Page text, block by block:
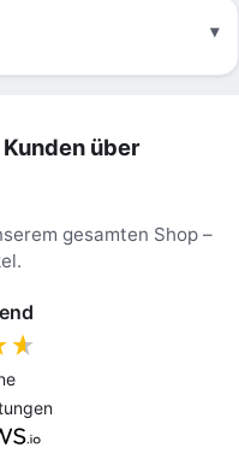
über
gesamten Shop –